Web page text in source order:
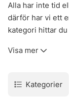
Alla har inte tid
därför har vi ett
kategori hittar
dimensioner
Visa mer
Kategorier